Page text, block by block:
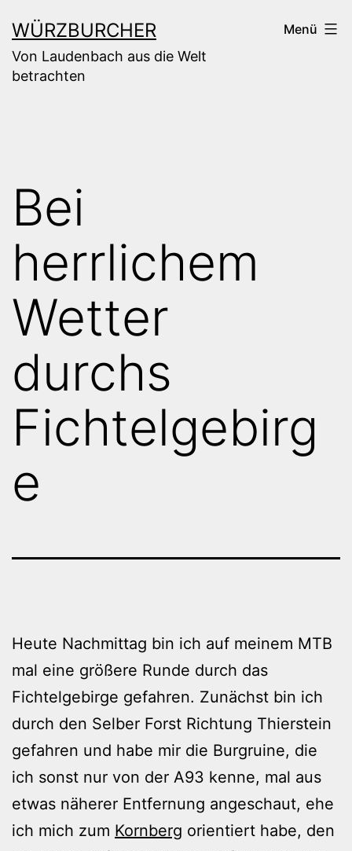
Inhalt
springen
WÜRZBURCHER
Von Laudenbach aus die Welt
betrachten
Menü
Bei
herrlichem
Wetter
durchs
Fichtelgebirg
e
Heute Nachmittag bin ich auf meinem MTB
mal eine größere Runde durch das
Fichtelgebirge gefahren. Zunächst bin ich
durch den Selber Forst Richtung Thierstein
gefahren und habe mir die Burgruine, die
ich sonst nur von der A93 kenne, mal aus
etwas näherer Entfernung angeschaut, ehe
ich mich zum Kornberg orientiert habe, den